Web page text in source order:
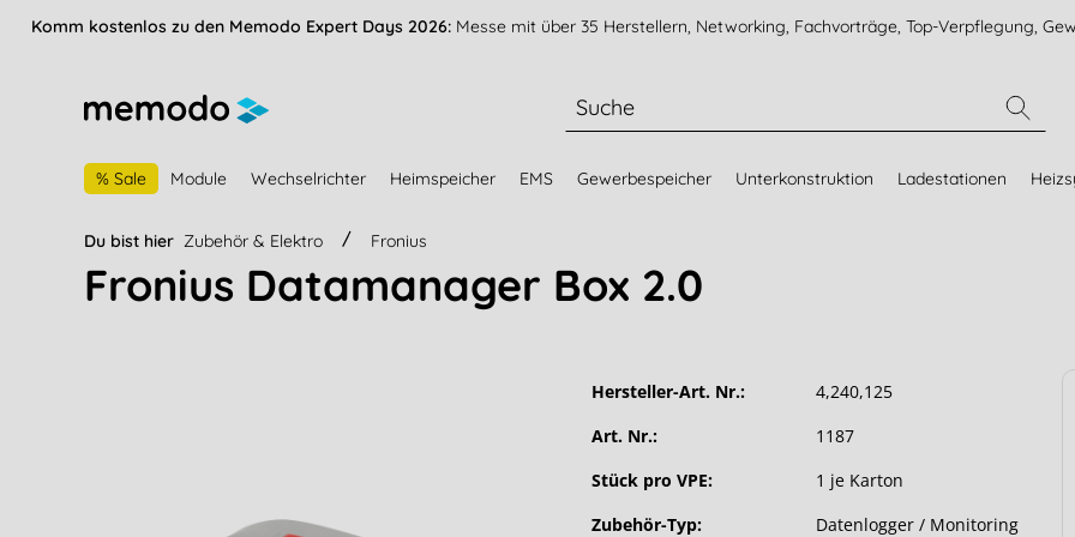
springen Zur Navigation der B2B-Plattform springen
Komm kostenlos zu den Memodo Expert Days 2026: Messe mit über 35 Herstellern, Networking, Fachvorträge, Top-Verpflegung,
% Sale Module Wechselrichter Heimspeicher EMS Gewerbespeicher Unterkonstruktion Ladestationen
Du bist hier Zubehör & Elektro Fronius
Fronius Datamanager Box 2.0
Hersteller-Art. Nr.:
4,240,125
Art. Nr.:
1187
Stück pro VPE:
1 je Karton
Zubehör-Typ:
Datenlogger / Monitoring